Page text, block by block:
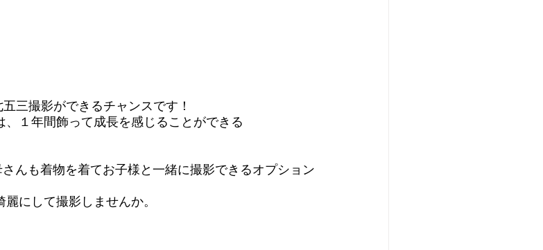
三撮影ができるチャンスです！
１年間飾って成長を感じることができる
んも着物を着てお子様と一緒に撮影できるオプション
にして撮影しませんか。